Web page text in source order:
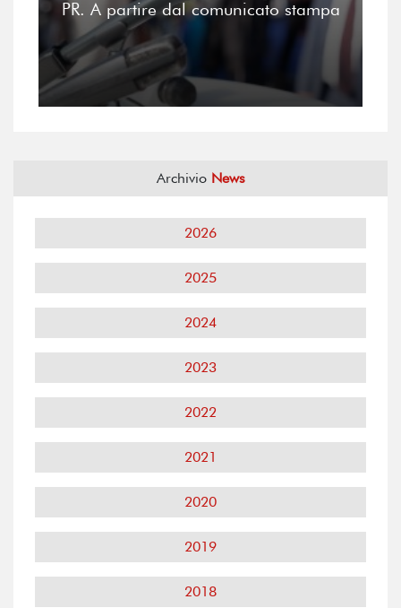
PR. A partire dal comunicato stampa
Archivio News
2026
2025
2024
2023
2022
2021
2020
2019
2018